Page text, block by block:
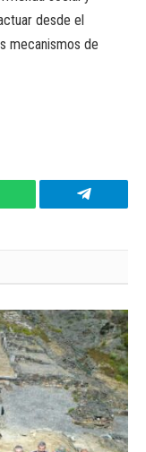
desde el
mecanismos de
Telegram